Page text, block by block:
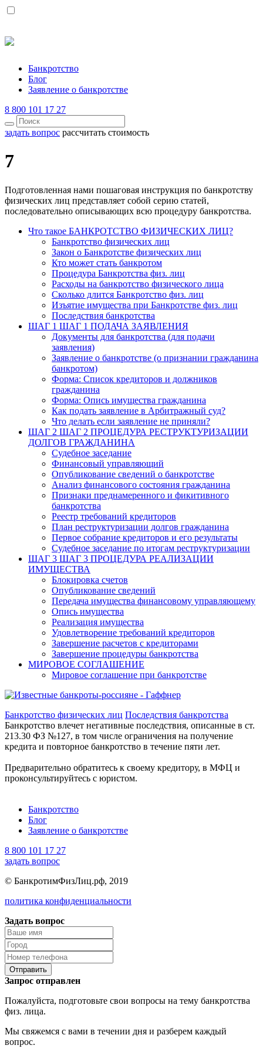
Банкротство
Блог
Заявление о банкротстве
8 800 101 17 27
задать вопрос рассчитать стоимость
7
Подготовленная нами пошаговая инструкция по банкротству
физических лиц представляет собой серию статей,
последовательно описывающих всю процедуру банкротства.
Что такое БАНКРОТСТВО ФИЗИЧЕСКИХ ЛИЦ?
Банкротство физических лиц
Закон о Банкротстве физических лиц
Кто может стать банкротом
Процедура Банкротства физ. лиц
Расходы на банкротство физического лица
Сколько длится Банкротство физ. лиц
Изъятие имущества при Банкротстве физ. лиц
Последствия банкротства
ШАГ 1 ШАГ 1 ПОДАЧА ЗАЯВЛЕНИЯ
Документы для банкротства (для подачи
заявления)
Заявление о банкротстве (о признании гражданина
банкротом)
Форма: Список кредиторов и должников
гражданина
Форма: Опись имущества гражданина
Как подать заявление в Арбитражный суд?
Что делать если заявление не приняли?
ШАГ 2 ШАГ 2 ПРОЦЕДУРА РЕСТРУКТУРИЗАЦИИ
ДОЛГОВ ГРАЖДАНИНА
Судебное заседание
Финансовый управляющий
Опубликование сведений о банкротстве
Анализ финансового состояния гражданина
Признаки преднамеренного и фикитивного
банкротства
Реестр требований кредиторов
План реструктуризации долгов гражданина
Первое собрание кредиторов и его результаты
Судебное заседание по итогам реструктуризации
ШАГ 3 ШАГ 3 ПРОЦЕДУРА РЕАЛИЗАЦИИ
ИМУЩЕСТВА
Блокировка счетов
Опубликование сведений
Передача имущества финансовому управляющему
Опись имущества
Реализация имущества
Удовлетворение требований кредиторов
Завершение расчетов с кредиторами
Завершение процедуры банкротства
МИРОВОЕ СОГЛАШЕНИЕ
Мировое соглашение при банкротстве
Банкротство физических лиц Последствия банкротства
Банкротство влечет негативные последствия, описанные в ст.
213.30 ФЗ №127, в том числе ограничения на получение
кредита и повторное банкротство в течение пяти лет.
Предварительно обратитесь к своему кредитору, в МФЦ и
проконсультируйтесь с юристом.
Банкротство
Блог
Заявление о банкротстве
8 800 101 17 27
задать вопрос
© БанкротимФизЛиц.рф, 2019
политика конфиденциальности
Задать вопрос
Отправить
Запрос отправлен
Пожалуйста, подготовьте свои вопросы на тему банкротства
физ. лица.
Мы свяжемся с вами в течении дня и разберем каждый
вопрос.